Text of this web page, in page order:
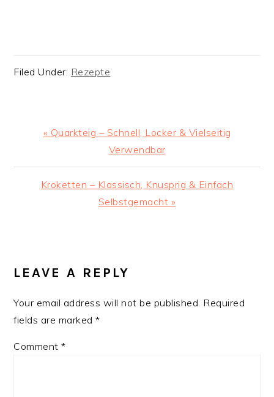
Filed Under: Rezepte
Previous
« Quarkteig – Schnell, Locker & Vielseitig
Verwendbar
Next
Kroketten – Klassisch, Knusprig & Einfach
Selbstgemacht »
INTERACTIONS
LEAVE A REPLY
Your email address will not be published. Required
fields are marked*
Comment*